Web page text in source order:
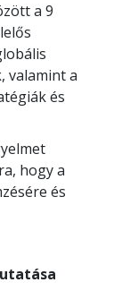
a 9
valamint a
és
hogy a
és